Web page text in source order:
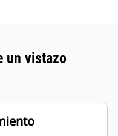
un vistazo